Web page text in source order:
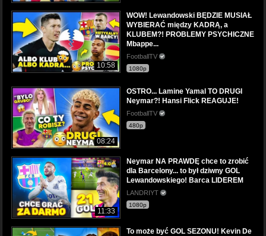
10:58
WOW! Lewandowski BĘDZIE MUSIAŁ
WYBIERAĆ między KADRĄ, a
KLUBEM?! PROBLEMY PSYCHICZNE
Mbappe...
FootballTV
1080p
08:24
OSTRO... Lamine Yamal TO DRUGI
Neymar?! Hansi Flick REAGUJE!
FootballTV
480p
11:33
Neymar NA PRAWDĘ chce to zrobić
dla Barcelony... to był dziwny GOL
Lewandowskiego! Barca LIDEREM
LANDRIYT
1080p
To może być GOL SEZONU! Kevin De